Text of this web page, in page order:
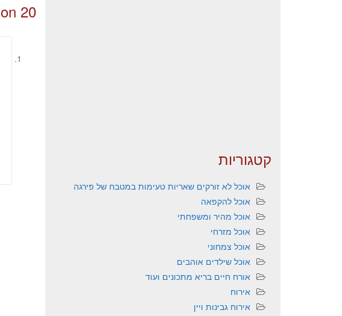
20 thoughts on “
קטגוריות
אוכל לא זורקים שאריות טעימות במטבח של פירגה
אוכל להקפאה
אוכל מהיר ומשפחתי
אוכל מזרחי
אוכל צמחוני
אוכל שילדים אוהבים
אורח חיים בריא מתכונים ועוד
אירוח
אירוח גבינות ויין